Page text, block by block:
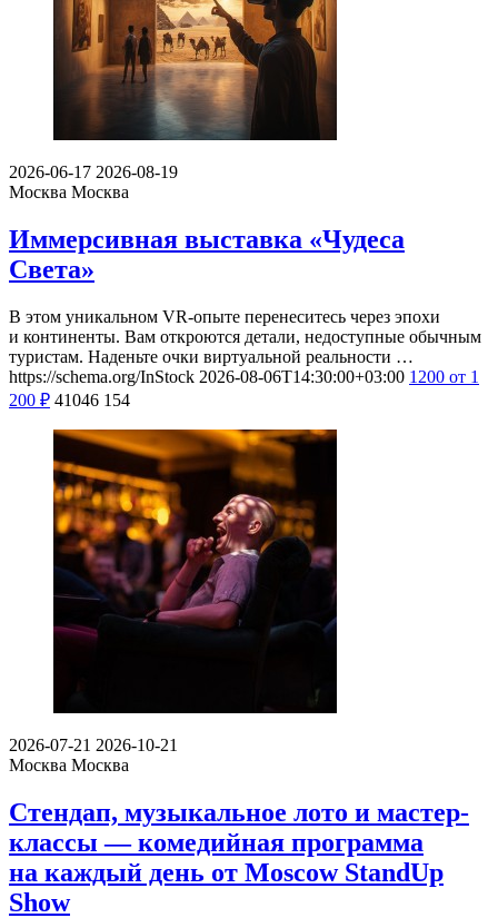
2026-06-17 2026-08-19
Москва Москва
Иммерсивная выставка «Чудеса
Света»
В этом уникальном VR-опыте перенеситесь через эпохи
и континенты. Вам откроются детали, недоступные обычным
туристам. Наденьте очки виртуальной реальности …
https://schema.org/InStock 2026-08-06T14:30:00+03:00 1200 от 1
200 ₽ 41046 154
2026-07-21 2026-10-21
Москва Москва
Стендап, музыкальное лото и мастер-
классы — комедийная программа
на каждый день от Moscow StandUp
Show